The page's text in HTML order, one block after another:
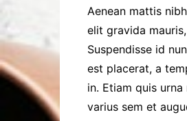
Aenean mattis
elit gravida
Suspendisse id
est placerat, a
in. Etiam quis
varius sem et